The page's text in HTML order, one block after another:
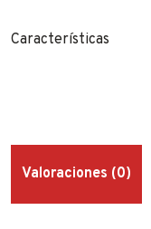
Características
Valoraciones (0)